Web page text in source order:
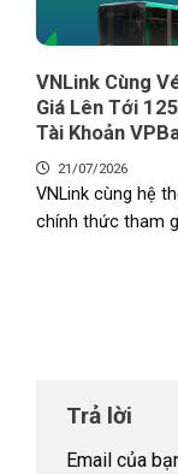
VNLink Cùng
Giá Lên Tới
Tài Khoản
21/07/2026
VNLink cùng hệ
chính thức tham
Trả lời
Email của